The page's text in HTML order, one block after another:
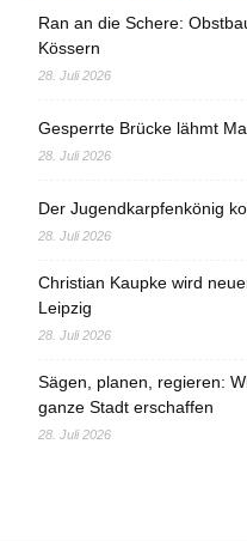
Ran an die Schere:
Kössern
28. Juli 2026
Gesperrte Brücke lähmt
28. Juli 2026
Der Jugendkarpfenkönig
28. Juli 2026
Christian Kaupke wird
Leipzig
28. Juli 2026
Sägen, planen, regieren:
ganze Stadt erschaffen
28. Juli 2026